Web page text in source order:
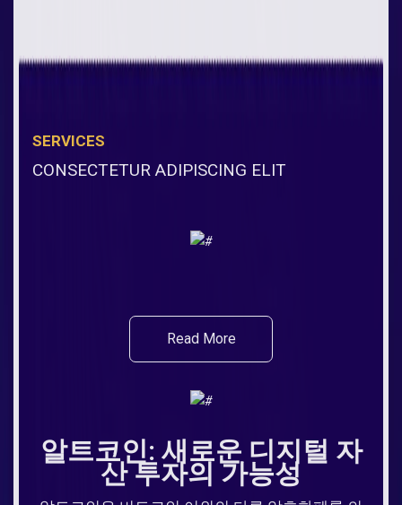
SERVICES
CONSECTETUR ADIPISCING ELIT
Read More
알트코인: 새로운 디지털 자
산 투자의 가능성